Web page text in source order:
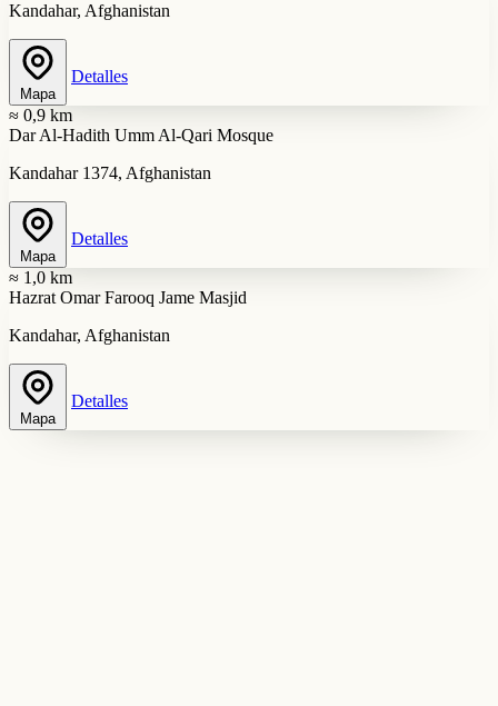
Kandahar, Afghanistan
Mapa
Detalles
≈ 0,9 km
Dar Al-Hadith Umm Al-Qari Mosque
Kandahar 1374, Afghanistan
Mapa
Detalles
≈ 1,0 km
Hazrat Omar Farooq Jame Masjid
Kandahar, Afghanistan
Mapa
Detalles